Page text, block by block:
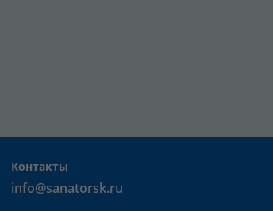
Контакты
info@sanatorsk.ru